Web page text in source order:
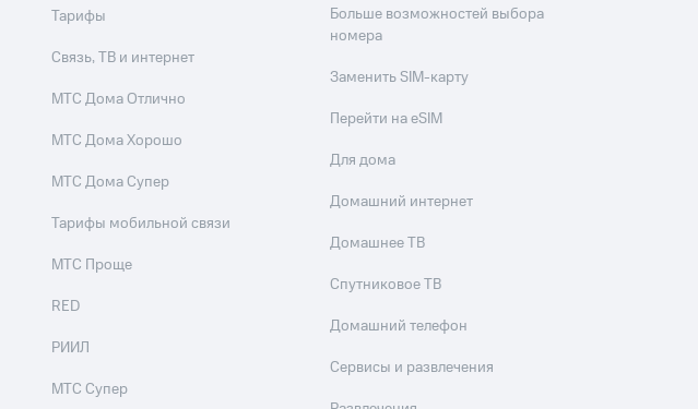
Тарифы
Связь, ТВ и интернет
МТС Дома Отлично
МТС Дома Хорошо
МТС Дома Супер
Тарифы мобильной связи
МТС Проще
RED
РИИЛ
МТС Супер
Больше возможностей выбора
номера
Заменить SIM-карту
Перейти на eSIM
Для дома
Домашний интернет
Домашнее ТВ
Спутниковое ТВ
Домашний телефон
Сервисы и развлечения